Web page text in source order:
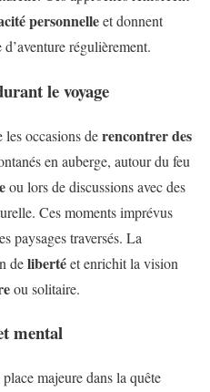
personnelleet donnent
régulièrement.
le voyage
occasions derencontrer des
en auberge, autour du feu
ou lors de discussions avec des
Ces moments imprévus
paysages traversés. La
delibertéet enrichit la vision
ou solitaire.
mental
majeure dans la quête